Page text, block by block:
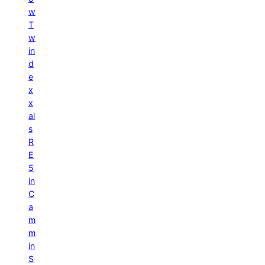
w
T
w
in
d
e
x
x
al
s
R
E
5
in
C
a
m
m
in
S